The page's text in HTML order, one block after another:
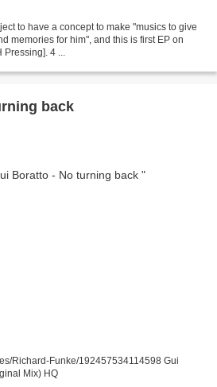
to have a concept to make "musics to give
memories for him", and this is first EP on
4 ...
back
Richard-Funke/192457534114598 Gui
Mix) HQ